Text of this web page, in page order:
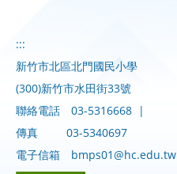
:::
新竹市北區北門國民小學
(300)新竹市水田街33號
聯絡電話
03-5316668 |
傳真
03-5340697
電子信箱
bmps01@hc.edu.tw